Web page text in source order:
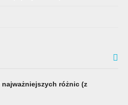
różnic (z